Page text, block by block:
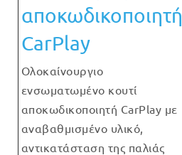
αποκωδικοποιητή
CarPlay
Ολοκαίνουργιο
ενσωματωμένο κουτί
αποκωδικοποιητή CarPlay με
αναβαθμισμένο υλικό,
αντικατάσταση της παλιάς